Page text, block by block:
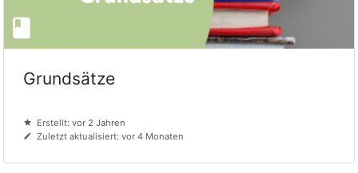
Grundsätze
Erstellt: vor 2 Jahren
Zuletzt aktualisiert: vor 4 Monaten